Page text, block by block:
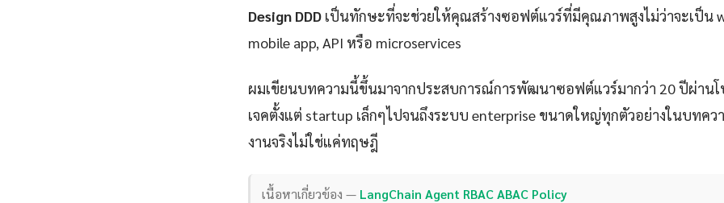
Design DDD เป็นทักษะที่จะช่วยให้คุณสร้างซอฟต์แวร์ที่มีคุณภาพสูงไม่ว่าจะเป็น
mobile app, API หรือ microservices
ผมเขียนบทความนี้ขึ้นมาจากประสบการณ์การพัฒนาซอฟต์แวร์มากว่า 20 ปีผ่านโ
เจคตั้งแต่ startup เล็กๆไปจนถึงระบบ enterprise ขนาดใหญ่ทุกตัวอย่างในบทคว
งานจริงไม่ใช่แค่ทฤษฎี
เนื้อหาเกี่ยวข้อง — LangChain Agent RBAC ABAC Policy